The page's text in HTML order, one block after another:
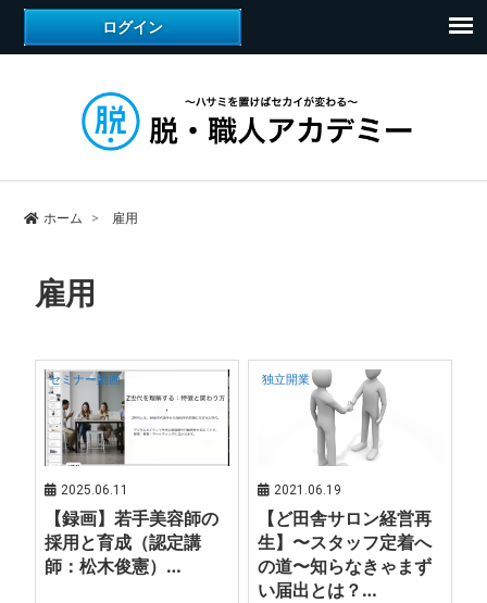
ホーム 雇用
雇用
セミナー動画
2025.06.11
【録画】若手美容師の
採用と育成（認定講
師：松木俊憲）…
独立開業
2021.06.19
【ど田舎サロン経営再
生】〜スタッフ定着へ
の道〜知らなきゃまず
い届出とは？…